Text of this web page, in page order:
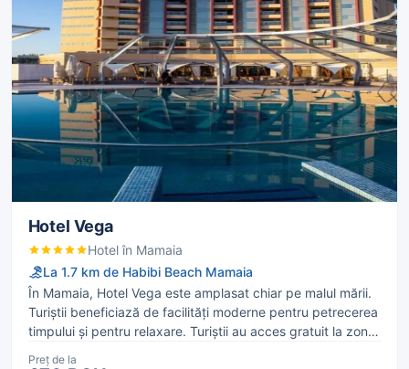
Hotel Vega
Hotel în Mamaia
La 1.7 km de Habibi Beach Mamaia
În Mamaia, Hotel Vega este amplasat chiar pe malul mării.
Turiștii beneficiază de facilități moderne pentru petrecerea
timpului și pentru relaxare. Turiștii au acces gratuit la zonă
Preț de la